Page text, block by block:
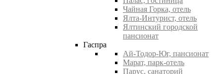
Чайная Горка, отель
Ялта-Интурист, отель
Ялтинский городской
пансионат
Гаспра
Ай-Тодор-Юг, пансионат
Марат, парк-отель
Парус, санаторий